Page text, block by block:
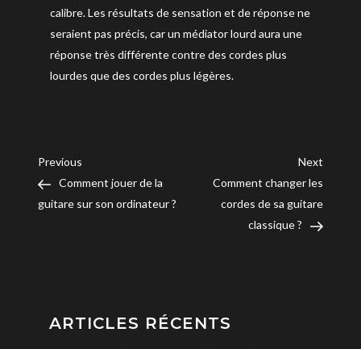
calibre. Les résultats de sensation et de réponse ne
seraient pas précis, car un médiator lourd aura une
réponse très différente contre des cordes plus
lourdes que des cordes plus légères.
Navigation
de
Previous
Post
Previous
Comment jouer de la
guitare sur son ordinateur ?
Next
Post
Next
Comment changer les
cordes de sa guitare
classique ?
ARTICLES RÉCENTS